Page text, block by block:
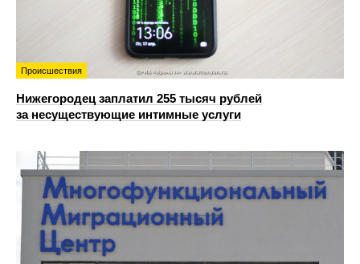
Происшествия
Нижегородец заплатил 255 тысяч рублей
за несуществующие интимные услуги